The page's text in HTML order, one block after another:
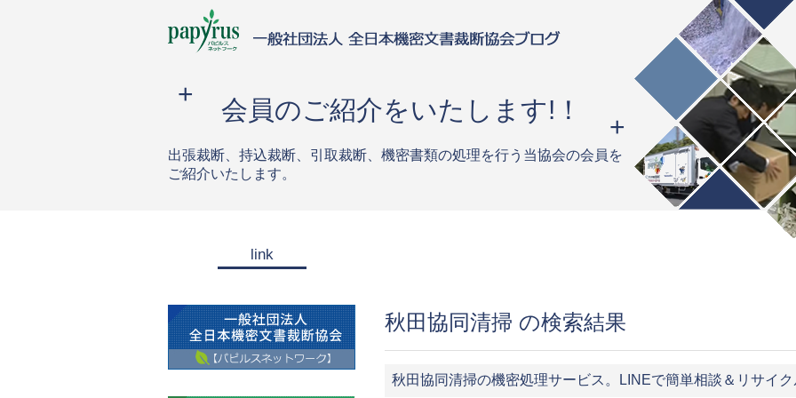
会員のご紹介をいたします!！
出張裁断、持込裁断、引取裁断、機密書類の処理を行う当協会の会員を
ご紹介いたします。
秋田協同清掃 の検索結果
秋田協同清掃の機密処理サービス。LINEで簡単相談＆リサイク
link